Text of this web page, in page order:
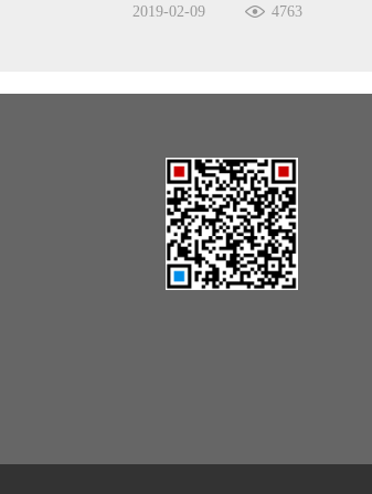
2019-02-09 4763